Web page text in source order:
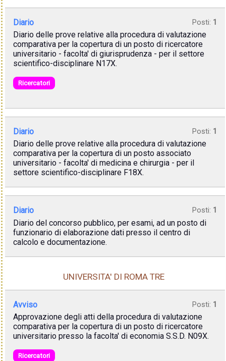
Diario Posti: 1
Diario delle prove relative alla procedura di valutazione
comparativa per la copertura di un posto di ricercatore
universitario - facolta' di giurisprudenza - per il settore
scientifico-disciplinare N17X.
Ricercatori
Diario Posti: 1
Diario delle prove relative alla procedura di valutazione
comparativa per la copertura di un posto associato
universitario - facolta' di medicina e chirurgia - per il
settore scientifico-disciplinare F18X.
Diario Posti: 1
Diario del concorso pubblico, per esami, ad un posto di
funzionario di elaborazione dati presso il centro di
calcolo e documentazione.
UNIVERSITA' DI ROMA TRE
Avviso Posti: 1
Approvazione degli atti della procedura di valutazione
comparativa per la copertura di un posto di ricercatore
universitario presso la facolta' di economia S.S.D. N09X.
Ricercatori